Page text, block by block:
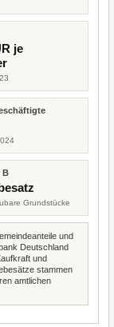
je
B
Grundstücke
und
Deutschland
und
stammen
amtlichen